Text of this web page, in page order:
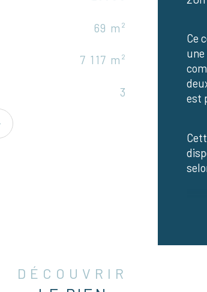
69 m²
7 117 m²
3
Nb
Ce
une
est
DÉCOUVRIR